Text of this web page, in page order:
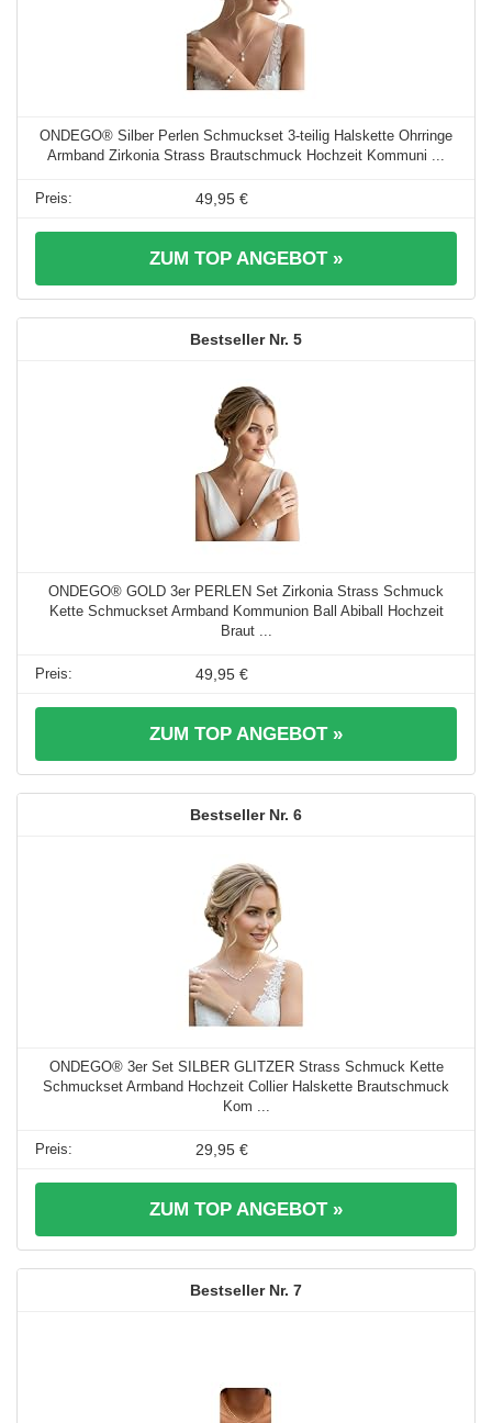
ONDEGO® Silber Perlen Schmuckset 3-teilig Halskette Ohrringe
Armband Zirkonia Strass Brautschmuck Hochzeit Kommuni ...
49,95 €
ZUM TOP ANGEBOT »
5
ONDEGO® GOLD 3er PERLEN Set Zirkonia Strass Schmuck
Kette Schmuckset Armband Kommunion Ball Abiball Hochzeit
Braut ...
49,95 €
ZUM TOP ANGEBOT »
6
ONDEGO® 3er Set SILBER GLITZER Strass Schmuck Kette
Schmuckset Armband Hochzeit Collier Halskette Brautschmuck
Kom ...
29,95 €
ZUM TOP ANGEBOT »
7